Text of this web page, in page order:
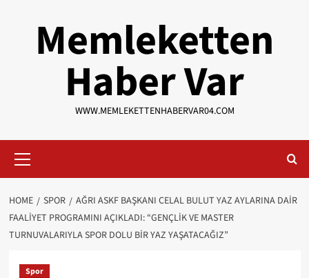
Memleketten
Haber Var
WWW.MEMLEKETTENHABERVAR04.COM
Menu
HOME SPOR
AĞRI ASKF BAŞKANI CELAL BULUT YAZ AYLARINA DAIR
FAALIYET PROGRAMINI AÇIKLADI: “GENÇLIK VE MASTER
TURNUVALARIYLA SPOR DOLU BIR YAZ YAŞATACAĞIZ”
Spor